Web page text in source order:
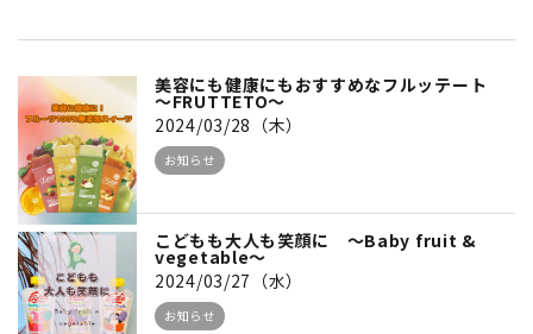
美容にも健康にもおすすめなフルッテート
～FRUTTETO～
2024/03/28（木）
お知らせ
こどもも大人も笑顔に ～Baby fruit &
vegetable～
2024/03/27（水）
お知らせ